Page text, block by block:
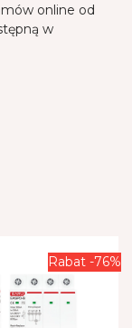
online od
w
Rabat -76%